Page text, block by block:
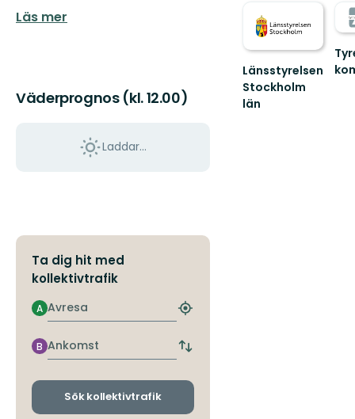
Läs mer
Väderprognos (kl. 12.00)
Laddar...
Ta dig hit med
kollektivtrafik
Avresa
A
Hitta
hållplats
Ankomst
B
Byt
och
Sök kollektivtrafik
Länsstyrelsen
Stockholm
län